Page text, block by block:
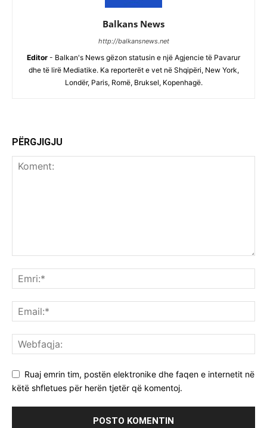
Balkans News
http://balkansnews.net
Editor - Balkan's News gëzon statusin e një Agjencie të Pavarur
dhe të lirë Mediatike. Ka reporterët e vet në Shqipëri, New York,
Londër, Paris, Romë, Bruksel, Kopenhagë.
PËRGJIGJU
Ruaj emrin tim, postën elektronike dhe faqen e internetit në
këtë shfletues për herën tjetër që komentoj.